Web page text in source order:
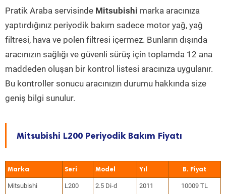
Pratik Araba servisinde Mitsubishi marka aracınıza
yaptırdığınız periyodik bakım sadece motor yağ, yağ
filtresi, hava ve polen filtresi içermez. Bunların dışında
aracınızın sağlığı ve güvenli sürüş için toplamda 12 ana
maddeden oluşan bir kontrol listesi aracınıza uygulanır.
Bu kontroller sonucu aracınızın durumu hakkında size
geniş bilgi sunulur.
Mitsubishi L200 Periyodik Bakım Fiyatı
Marka Seri Model Yıl
Mitsubishi L200 2.5 Di-d 2011 10009 TL